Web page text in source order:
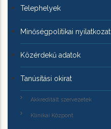
Telephelyek
Minőségpolitikai nyilatkozat
Közérdekű adatok
Tanúsítási okirat
Akkreditált szervezetek
Klinikai Központ